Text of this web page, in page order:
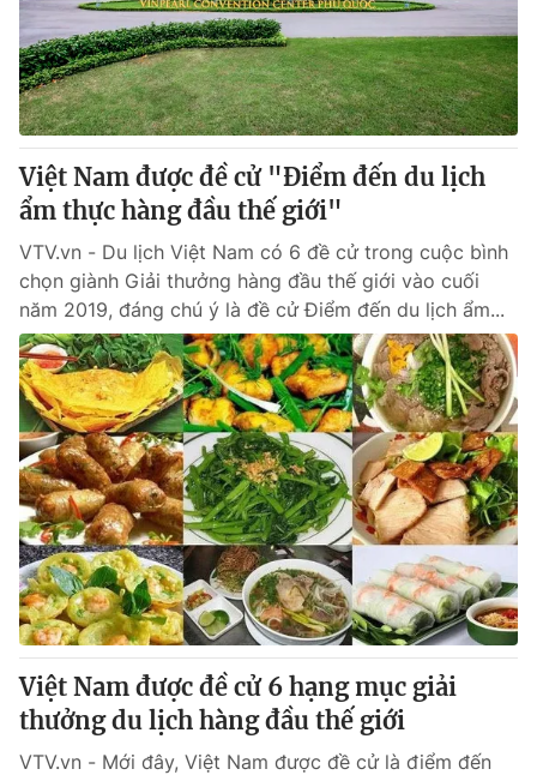
Việt Nam được ​đề cử "Điểm đến du lịch
ẩm thực hàng đầu thế giới"
VTV.vn - Du lịch Việt Nam có 6 đề cử trong cuộc bình
chọn giành Giải thưởng hàng đầu thế giới vào cuối
năm 2019, đáng chú ý là đề cử Điểm đến du lịch ẩm...
Việt Nam được đề cử 6 hạng mục giải
thưởng du lịch hàng đầu thế giới
VTV.vn - Mới đây, Việt Nam được đề cử là điểm đến